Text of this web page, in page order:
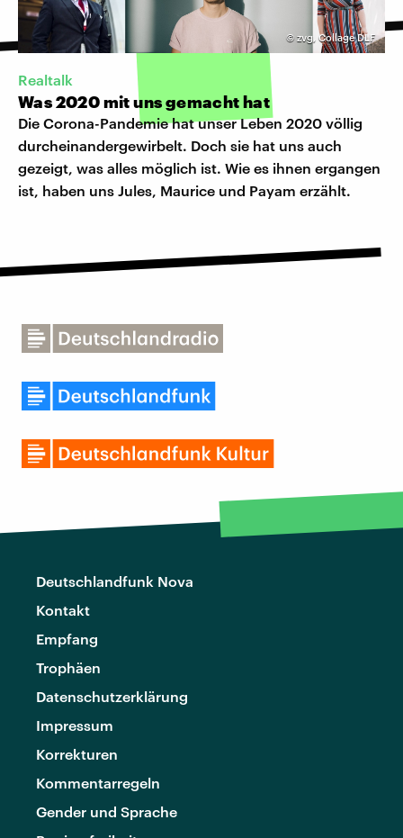
© zvg, Collage DLF
Realtalk
Was 2020 mit uns gemacht hat
Die Corona-Pandemie hat unser Leben 2020 völlig
durcheinandergewirbelt. Doch sie hat uns auch
gezeigt, was alles möglich ist. Wie es ihnen ergangen
ist, haben uns Jules, Maurice und Payam erzählt.
Deutschlandfunk Nova
Kontakt
Empfang
Trophäen
Datenschutzerklärung
Impressum
Korrekturen
Kommentarregeln
Gender und Sprache